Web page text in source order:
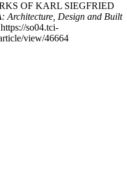
OF KARL SIEGFRIED
Architecture, Design and Built
so04.tci-
view/46664